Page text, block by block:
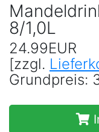
8/1,0L
24.99EUR
[zzgl.
Grundpreis: